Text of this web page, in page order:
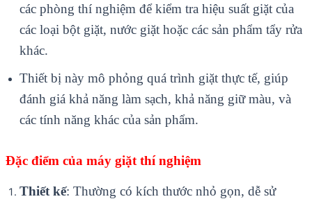
các phòng thí nghiệm để kiểm tra hiệu suất giặt của
các loại bột giặt, nước giặt hoặc các sản phẩm tẩy rửa
khác.
Thiết bị này mô phỏng quá trình giặt thực tế, giúp
đánh giá khả năng làm sạch, khả năng giữ màu, và
các tính năng khác của sản phẩm.
Đặc điểm của máy giặt thí nghiệm
Thiết kế: Thường có kích thước nhỏ gọn, dễ sử